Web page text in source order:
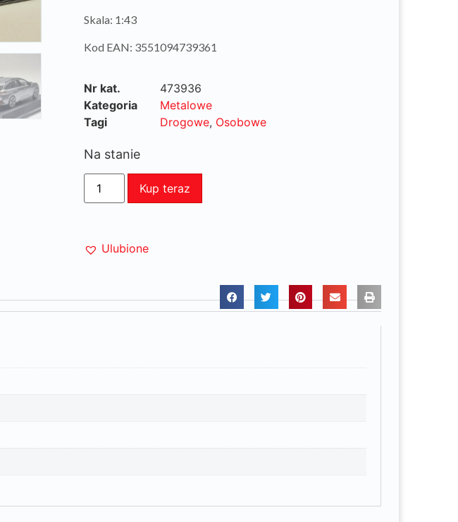
Skala: 1:43
Kod EAN: 3551094739361
Nr kat.
473936
Kategoria
Metalowe
Tagi
Drogowe, Osobowe
Na stanie
Kup teraz
Ulubione